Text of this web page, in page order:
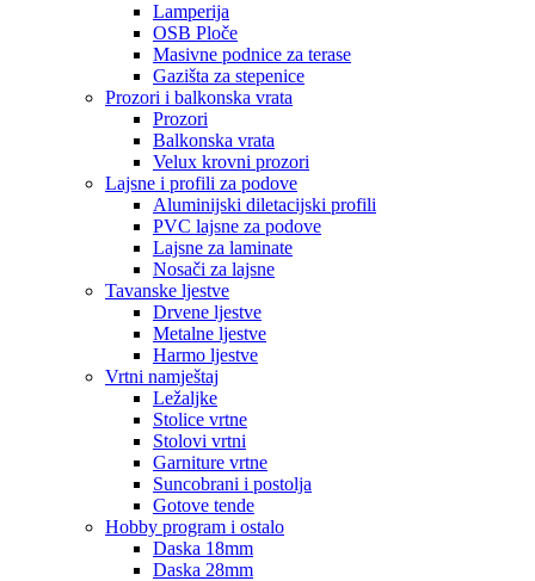
Lamperija
OSB Ploče
Masivne podnice za terase
Gazišta za stepenice
Prozori i balkonska vrata
Prozori
Balkonska vrata
Velux krovni prozori
Lajsne i profili za podove
Aluminijski diletacijski profili
PVC lajsne za podove
Lajsne za laminate
Nosači za lajsne
Tavanske ljestve
Drvene ljestve
Metalne ljestve
Harmo ljestve
Vrtni namještaj
Ležaljke
Stolice vrtne
Stolovi vrtni
Garniture vrtne
Suncobrani i postolja
Gotove tende
Hobby program i ostalo
Daska 18mm
Daska 28mm